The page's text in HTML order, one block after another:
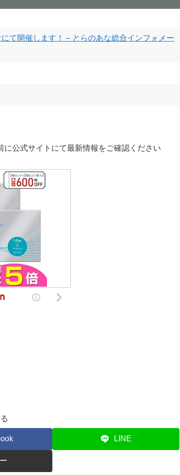
て開催します！ – とらのあな総合インフォメー
公式サイトにて最新情報をご確認ください
LINE